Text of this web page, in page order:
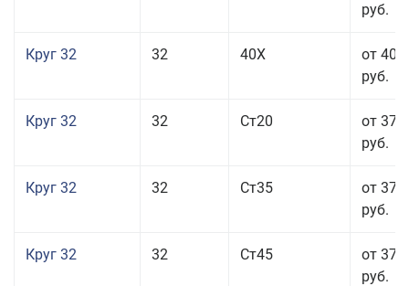
руб.
Круг 32 32 40Х
от 40
руб.
Круг 32 32 Ст20
от 37
руб.
Круг 32 32 Ст35
от 37
руб.
Круг 32 32 Ст45
от 37
руб.